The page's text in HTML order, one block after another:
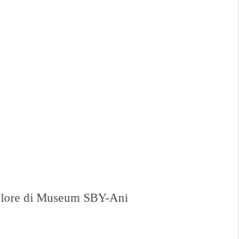
di Museum SBY-Ani